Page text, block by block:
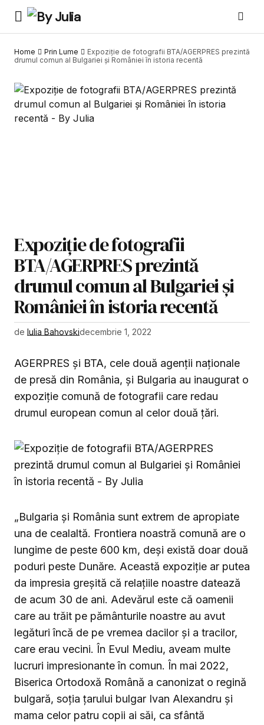
Home Prin Lume
Expoziție de fotografii BTA/AGERPRES prezintă
drumul comun al Bulgariei şi României în istoria recentă
Expoziție de fotografii
BTA/AGERPRES prezintă
drumul comun al Bulgariei şi
României în istoria recentă
de Iulia Bahovskidecembrie 1, 2022
AGERPRES și BTA, cele două agenții naționale
de presă din România, și Bulgaria au inaugurat o
expoziție comună de fotografii care redau
drumul european comun al celor două țări.
„Bulgaria şi România sunt extrem de apropiate
una de cealaltă. Frontiera noastră comună are o
lungime de peste 600 km, deşi există doar două
poduri peste Dunăre. Această expoziţie ar putea
da impresia greşită că relaţiile noastre datează
de acum 30 de ani. Adevărul este că oamenii
care au trăit pe pământurile noastre au avut
legături încă de pe vremea dacilor şi a tracilor,
care erau vecini. În Evul Mediu, aveam multe
lucruri impresionante în comun. În mai 2022,
Biserica Ortodoxă Română a canonizat o regină
bulgară, soţia ţarului bulgar Ivan Alexandru şi
mama celor patru copii ai săi, ca sfântă